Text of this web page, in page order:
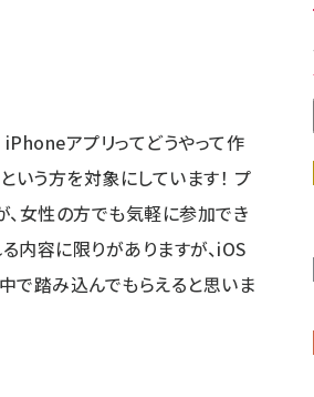
アプリってどうやって作
いう方を対象にしています！ プ
、女性の方でも気軽に参加でき
内容に限りがありますが、iOS
で踏み込んでもらえると思いま